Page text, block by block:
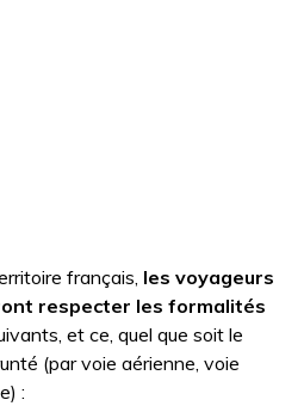
français, les voyageurs
respecter les formalités
et ce, quel que soit le
(par voie aérienne, voie
: